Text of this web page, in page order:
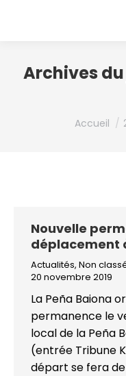
Archives
Vous
Accueil
Nouvelle
déplacement
Actualités, Non
20 novembre 2019
La Peña Baiona
permanence le
local de la Peña
(entrée Tribune
départ se fera